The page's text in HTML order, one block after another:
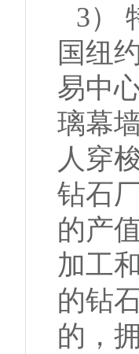
3）
国纽
易中
璃幕
人穿
钻石
的产
加工
的钻
的，